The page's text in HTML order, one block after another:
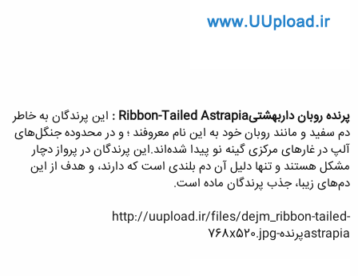
پرنده روبان داربهشتیRibbon-Tailed Astrapia :
این پرندگان به خاطر
دم سفید و مانند روبان خود به این نام معروفند ؛ و در محدوده جنگل‌های
آلپ در غارهای مرکزی گینه نو پیدا شده‌اند.این پرندگان در پرواز دچار
مشکل هستند و تنها دلیل آن دم بلندی است که دارند، و هدف از این
دم‌های زیبا، جذب پرندگان ماده است.
http://uupload.ir/files/dejm_ribbon-tailed-
astrapiaپرنده-768x520.jpg